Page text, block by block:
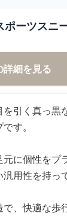
ポーツスニ
詳細を見る
引く真っ黒
す。
に個性をプ
用性を持っ
、快適な歩